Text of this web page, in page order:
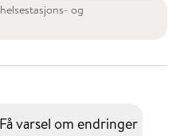
og
Få varsel om endringer